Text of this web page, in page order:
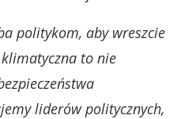
politykom, aby wreszcie
to nie
liderów politycznych,